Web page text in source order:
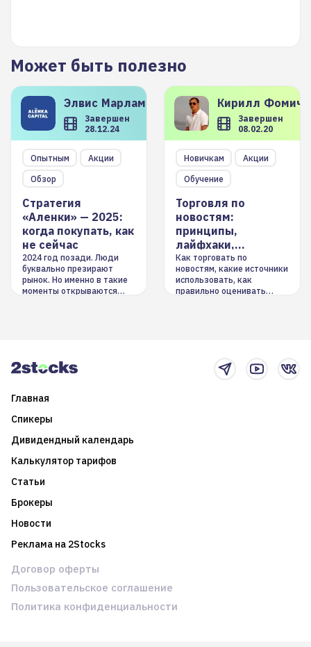
Может быть полезно
Элвис Марламов
Завершен
28.12.24
Опытным
Акции
Обзор
Стратегия
«Аленки» — 2025:
когда покупать, как
не сейчас
2024 год позади. Люди
буквально презирают
рынок. Но именно в такие
моменты открываются
Кирилл
Завершен
08.02.20
Новичкам
Акции
Обучение
Торговля по
новостям:
принципы,
лайфхаки,
инструменты
Как торговать по
новостям, какие источники
использовать, как
правильно оценивать
Главная
Спикеры
Дивидендный календарь
Калькулятор тарифов
Статьи
Брокеры
Новости
Реклама на 2Stocks
Договор оферты
Пользовательское соглашение
Политика конфиденциальности